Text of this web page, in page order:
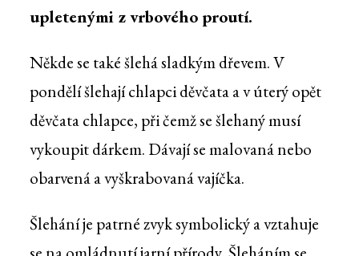
upletenými z vrbového proutí.
Někde se také šlehá sladkým dřevem. V
pondělí šlehají chlapci děvčata a v úterý opět
děvčata chlapce, při čemž se šlehaný musí
vykoupit dárkem. Dávají se malovaná nebo
obarvená a vyškrabovaná vajíčka.
Šlehání je patrné zvyk symbolický a vztahuje